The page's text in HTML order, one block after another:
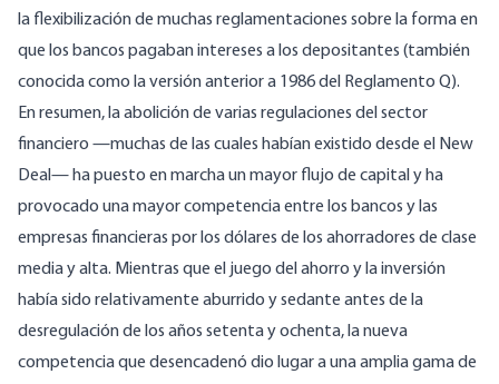
la flexibilizaciónde muchas reglamentaciones sobre la forma en
que los bancos pagaban intereses a los depositantes (también
conocida como la versión anterior a 1986 del Reglamento Q).
En resumen, la abolición de varias regulaciones del sector
financiero —muchas de las cuales habían existido desde el New
Deal— ha puesto en marcha un mayor flujo de capital y ha
provocado una mayor competencia entre los bancos y las
empresas financieras por los dólares de los ahorradores de clase
media y alta. Mientras que el juego del ahorro y la inversión
había sido relativamente aburrido y sedante antes de la
desregulación de los años setenta y ochenta, la nueva
competencia que desencadenó dio lugar a una amplia gama de